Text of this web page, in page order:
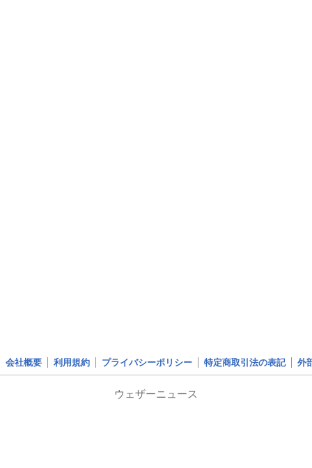
会社概要 利用規約 プライバシーポリシー 特定商取引法の表記 外
ウェザーニュース